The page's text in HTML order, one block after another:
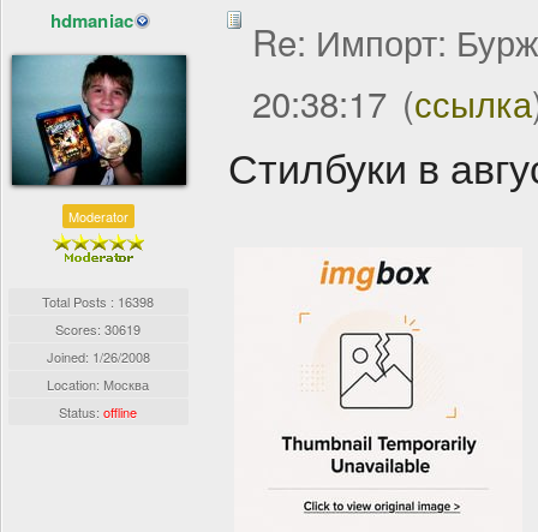
hdmaniac
Moderator
Total Posts : 16398
Scores: 30619
Joined: 1/26/2008
Location: Москва
Status:offline
Re: Импорт:
20:38:17 (ссылка
Стилбуки в